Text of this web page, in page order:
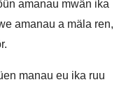
amanau mwän ika
amanau a mäla ren,
manau eu ika ruu